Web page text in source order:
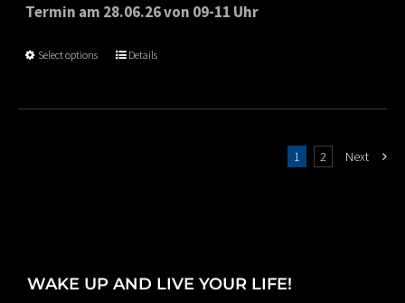
Termin am 28.06.26 von 09-11 Uhr
Select options Details
1 2 Next
WAKE UP AND LIVE YOUR LIFE!